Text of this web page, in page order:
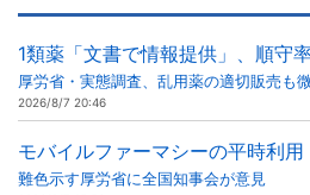
1類薬「文書で情報提供」、順守
厚労省・実態調査、乱用薬の適切販売も
2026/8/7 20:46
モバイルファーマシーの平時利用
難色示す厚労省に全国知事会が意見